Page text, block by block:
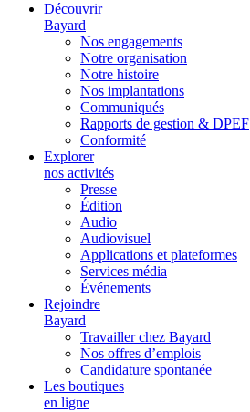
Découvrir
Bayard
Nos engagements
Notre organisation
Notre histoire
Nos implantations
Communiqués
Rapports de gestion & DPEF
Conformité
Explorer
nos activités
Presse
Édition
Audio
Audiovisuel
Applications et plateformes
Services média
Événements
Rejoindre
Bayard
Travailler chez Bayard
Nos offres d’emplois
Candidature spontanée
Les boutiques
en ligne